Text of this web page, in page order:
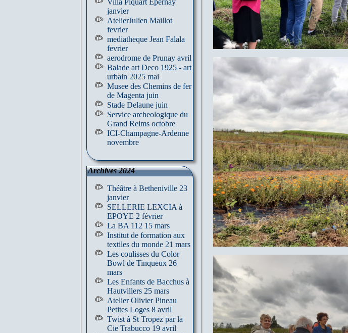
Villa Piquart Epernay
janvier
AtelierJulien Maillot
fevrier
mediatheque Jean Falala
fevrier
aerodrome de Prunay avril
Balade art Deco 1925 - art
urbain 2025 mai
Musee des Chemins de fer
de Magenta juin
Stade Delaune juin
Service archeologique du
Grand Reims octobre
ICI-Champagne-Ardenne
novembre
Archives 2024
Théâtre à Betheniville 23
janvier
SELLERIE LEXCIA à
EPOYE 2 février
La BA 112 15 mars
Institut de formation aux
textiles du monde 21 mars
Les coulisses du Color
Bowl de Tinqueux 26
mars
Les Enfants de Bacchus à
Hautvillers 25 mars
Atelier Olivier Pineau
Petites Loges 8 avril
Twist à St Tropez par la
Cie Trabucco 19 avril